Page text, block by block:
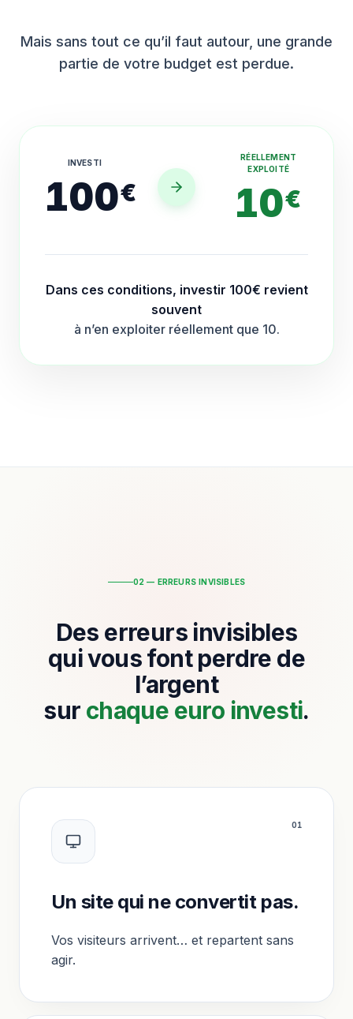
Mais sans tout ce qu’il faut autour, une grande
partie de votre budget est perdue.
INVESTI
100€
RÉELLEMENT
EXPLOITÉ
10€
Dans ces conditions, investir 100€ revient
souvent
à n’en exploiter réellement que 10.
02 — ERREURS INVISIBLES
Des erreurs invisibles
qui vous font perdre de
l’argent
sur chaque euro investi.
01
Un site qui ne convertit pas.
Vos visiteurs arrivent… et repartent sans
agir.